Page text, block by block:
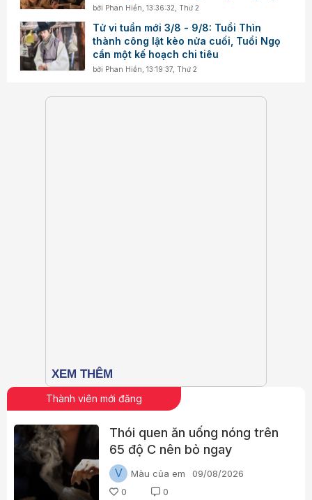
bởi Phan Hiền ,13:36:32, Thứ 2
Tử vi tuần mới 3/8 - 9/8: Tuổi Thìn
thành công lật kèo nửa cuối, Tuổi Ngọ
cần một kế hoạch chi tiêu
bởi Phan Hiền ,13:19:37, Thứ 2
Thành viên mới đăng
Thói quen ăn uống nóng trên
65 độ C nên bỏ ngay
V Màu của em
09/08/2026
0
0